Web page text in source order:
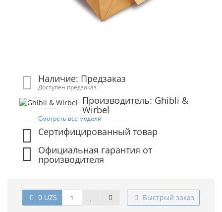
Наличие: Предзаказ
Доступен предзаказ
Производитель: Ghibli &
Wirbel
Смотреть все модели
Сертифицированный товар
Официальная гарантия от
производителя
0 UZS Быстрый заказ